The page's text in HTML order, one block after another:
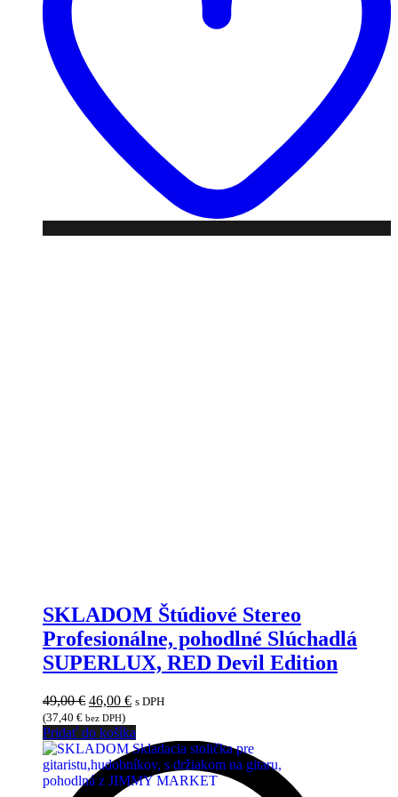
SKLADOM Štúdiové Stereo
Profesionálne, pohodlné Slúchadlá
SUPERLUX, RED Devil Edition
49,00€ Pôvodná
cena
bola:
49,00 €.
46,00 €Aktuálna
je:
46,00 €.
s DPH
(37,40 € bez DPH)
Pridať do košíka